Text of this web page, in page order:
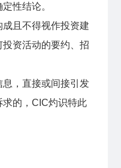
性结论。
且不得视作投资建
资活动的要约、招
息，直接或间接引发
的，CIC灼识特此